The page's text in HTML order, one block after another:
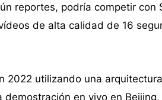
reportes, podría competir con
de alta calidad de 16
2022 utilizando una
demostración en vivo en